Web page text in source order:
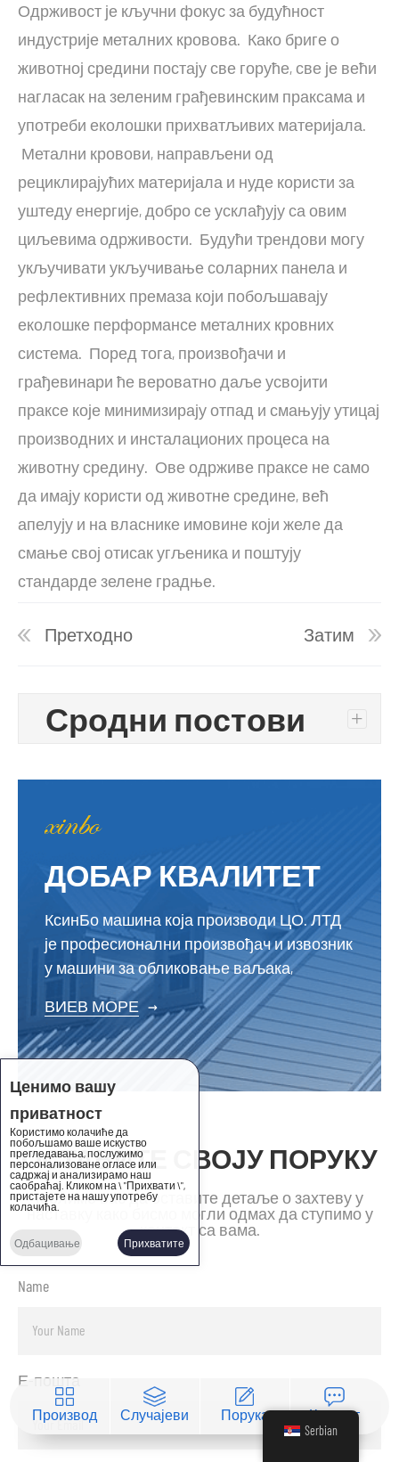
Одрживост је кључни фокус за будућност
индустрије металних кровова. Како бриге о
животној средини постају све горуће, све је већи
нагласак на зеленим грађевинским праксама и
употреби еколошки прихватљивих материјала.
Метални кровови, направљени од
рециклирајућих материјала и нуде користи за
уштеду енергије, добро се усклађују са овим
циљевима одрживости. Будући трендови могу
укључивати укључивање соларних панела и
рефлективних премаза који побољшавају
еколошке перформансе металних кровних
система. Поред тога, произвођачи и
грађевинари ће вероватно даље усвојити
праксе које минимизирају отпад и смањују утицај
производних и инсталационих процеса на
животну средину. Ове одрживе праксе не само
да имају користи од животне средине, већ
апелују и на власнике имовине који желе да
смање свој отисак угљеника и поштују
стандарде зелене градње.
Претходно Затим
Сродни постови +
ДОБАР КВАЛИТЕТ
КсинБо машина која производи ЦО. ЛТД
је професионални произвођач и извозник
у машини за обликовање ваљака,
ВИЕВ МОРЕ →
ОСТАВИТЕ СВОЈУ ПОРУКУ
Молимо вас да оставите детаље о захтеву у
наставку како бисмо могли одмах да ступимо у
контакт са вама.
Name
Е-пошта
Производ Случајеви Порука Контакт
Serbian
Ценимо вашу
приватност
Користимо колачиће да
побољшамо ваше искуство
прегледавања, послужимо
персонализоване огласе или
садржај и анализирамо наш
саобраћај. Кликом на \ "Прихвати \",
пристајете на нашу употребу
колачића.
Одбацивање Прихватите